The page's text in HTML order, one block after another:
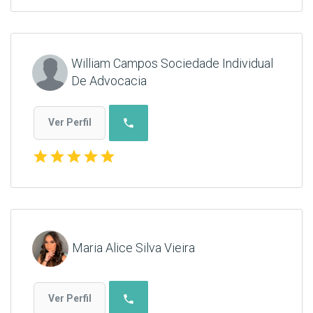
William Campos Sociedade Individual
De Advocacia
Ver Perfil phone
starstarstarstarstar
Maria Alice Silva Vieira
Ver Perfil phone